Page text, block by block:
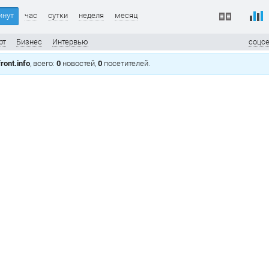
час сутки неделя месяц
Бизнес Интервью
, всего: 0 новостей, 0 посетителей.